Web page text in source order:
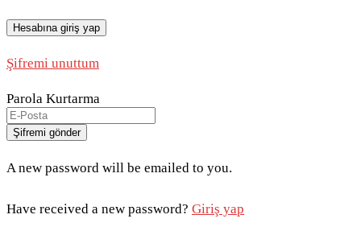
Şifremi unuttum
Parola Kurtarma
A new password will be emailed to you.
Have received a new password? Giriş yap